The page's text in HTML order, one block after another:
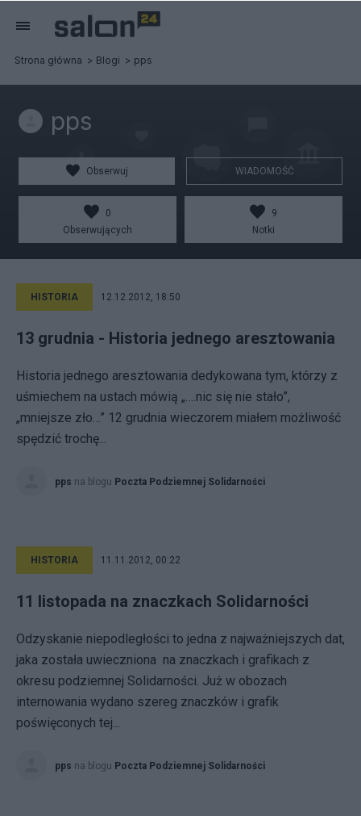
Strona główna Blogi pps
pps
Obserwuj WIADOMOŚĆ
0
Obserwujących
9
Notki
HISTORIA 12.12.2012, 18:50
13 grudnia - Historia jednego aresztowania
Historia jednego aresztowania dedykowana tym, którzy z
uśmiechem na ustach mówią „….nic się nie stało”,
„mniejsze zło…” 12 grudnia wieczorem miałem możliwość
spędzić trochę...
pps na blogu Poczta Podziemnej Solidarności
HISTORIA 11.11.2012, 00:22
11 listopada na znaczkach Solidarności
Odzyskanie niepodległości to jedna z najważniejszych dat,
jaka została uwieczniona na znaczkach i grafikach z
okresu podziemnej Solidarności. Już w obozach
internowania wydano szereg znaczków i grafik
poświęconych tej...
pps na blogu Poczta Podziemnej Solidarności